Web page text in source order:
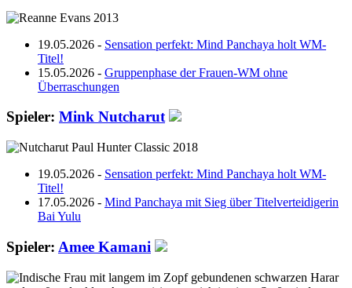
19.05.2026 - Sensation perfekt: Mind Panchaya holt WM-
Titel!
15.05.2026 - Gruppenphase der Frauen-WM ohne
Überraschungen
Spieler: Mink Nutcharut
19.05.2026 - Sensation perfekt: Mind Panchaya holt WM-
Titel!
17.05.2026 - Mind Panchaya mit Sieg über Titelverteidigerin
Bai Yulu
Spieler: Amee Kamani